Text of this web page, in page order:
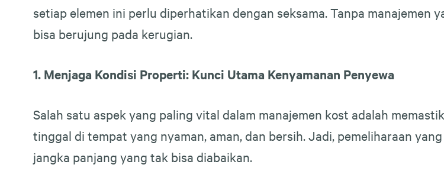
setiap elemen ini perlu diperhatikan dengan seksama. Tanpa manajemen
bisa berujung pada kerugian.
1. Menjaga Kondisi Properti: Kunci Utama Kenyamanan Penyewa
Salah satu aspek yang paling vital dalam manajemen kost adalah
tinggal di tempat yang nyaman, aman, dan bersih. Jadi, pemeliharaan
jangka panjang yang tak bisa diabaikan.